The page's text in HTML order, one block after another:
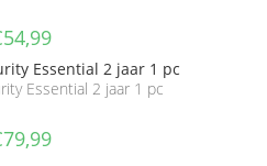
54,99
Essential 2 jaar 1 pc
79,99